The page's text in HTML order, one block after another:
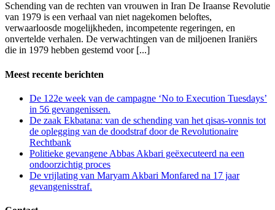
Schending van de rechten van vrouwen in Iran De Iraanse Revolutie
van 1979 is een verhaal van niet nagekomen beloftes,
verwaarloosde mogelijkheden, incompetente regeringen, en
onvertelde verhalen. De verwachtingen van de miljoenen Iraniërs
die in 1979 hebben gestemd voor [...]
Meest recente berichten
De 122e week van de campagne ‘No to Execution Tuesdays’
in 56 gevangenissen.
De zaak Ekbatana: van de schending van het qisas-vonnis tot
de oplegging van de doodstraf door de Revolutionaire
Rechtbank
Politieke gevangene Abbas Akbari geëxecuteerd na een
ondoorzichtig proces
De vrijlating van Maryam Akbari Monfared na 17 jaar
gevangenisstraf.